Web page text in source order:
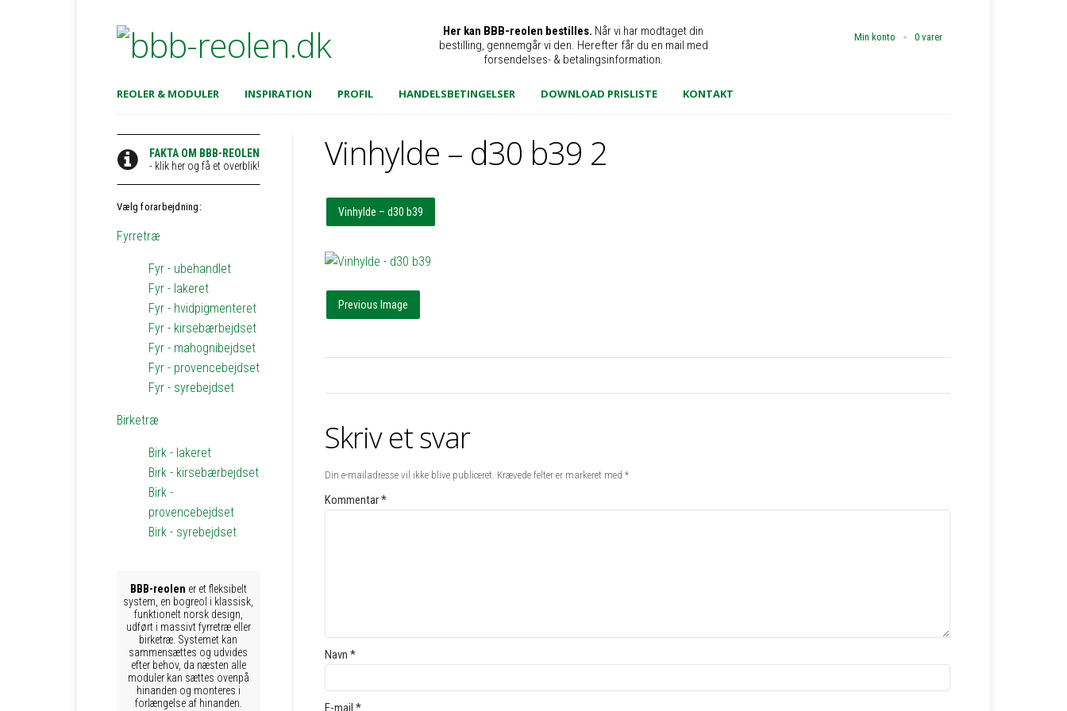
Min konto 0 varer
Her kan BBB-reolen bestilles. Når vi har modtaget din
bestilling, gennemgår vi den. Herefter får du en mail med
forsendelses- & betalingsinformation.
REOLER & MODULER INSPIRATION PROFIL HANDELSBETINGELSER DOWNLOAD PRISLISTE KONTAKT
Vinhylde – d30 b39 2
Vinhylde – d30 b39
Previous Image
Skriv et svar
Din e-mailadresse vil ikke blive publiceret. Krævede felter er markeret med *
Kommentar*
Navn *
E-mail *
FAKTA OM BBB-REOLEN
- klik her og få et overblik!
Vælg forarbejdning:
Fyrretræ
Fyr - ubehandlet
Fyr - lakeret
Fyr - hvidpigmenteret
Fyr - kirsebærbejdset
Fyr - mahognibejdset
Fyr - provencebejdset
Fyr - syrebejdset
Birketræ
Birk - lakeret
Birk - kirsebærbejdset
Birk -
provencebejdset
Birk - syrebejdset
BBB-reolen er et fleksibelt
system, en bogreol i klassisk,
funktionelt norsk design,
udført i massivt fyrretræ eller
birketræ. Systemet kan
sammensættes og udvides
efter behov, da næsten alle
moduler kan sættes ovenpå
hinanden og monteres i
forlængelse af hinanden.